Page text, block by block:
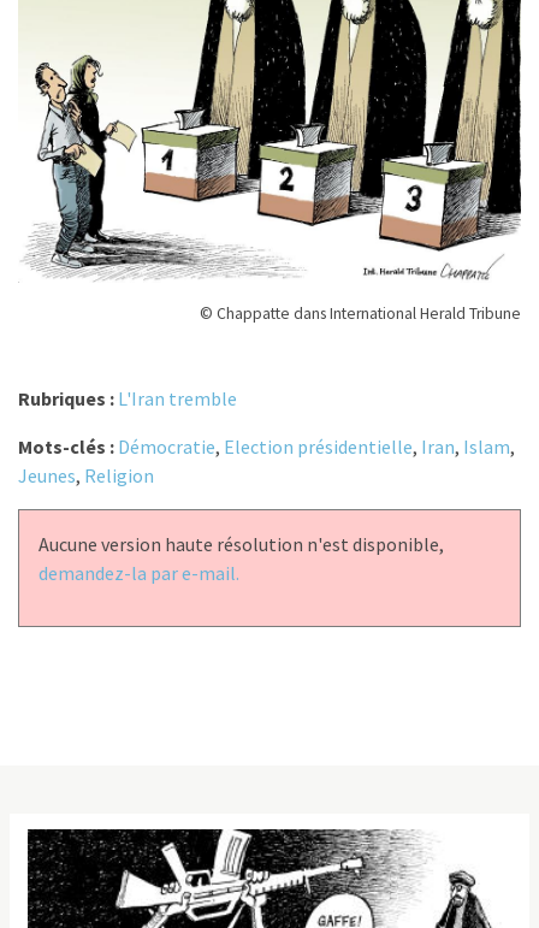
© Chappatte dans International Herald Tribune
Rubriques : L'Iran tremble
Mots-clés : Démocratie, Election présidentielle, Iran, Islam,
Jeunes, Religion
Aucune version haute résolution n'est disponible,
demandez-la par e-mail.